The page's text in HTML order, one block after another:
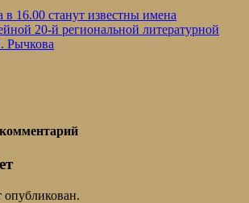
в 16.00 станут известны имена
20-й региональной литературной
Рычкова
опубликован.